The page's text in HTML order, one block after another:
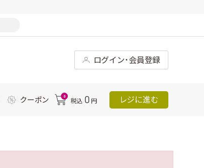
ログイン･会員登録
クーポン 0
税込 0 円 レジに進む